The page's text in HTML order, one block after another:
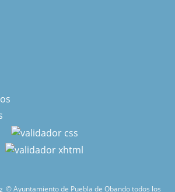
© Ayuntamiento de Puebla de Obando todos los